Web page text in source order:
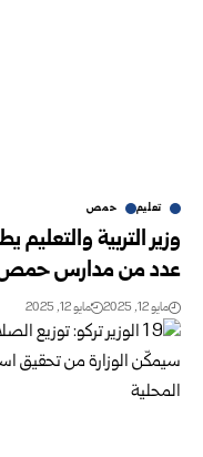
تعليم حمص
وزير التربية
عدد من مدارس
مايو 12, 2025 مايو 12, 2025